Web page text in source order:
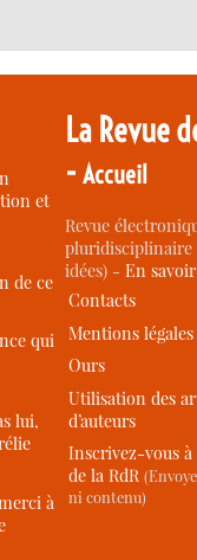
et
de ce
qui
lui,
à
La Revue
-Accueil
Revue
idées) -En
Contacts
Mentions légales
Ours
Utilisation des
d’auteurs
Inscrivez-vous
de la RdR
ni contenu)